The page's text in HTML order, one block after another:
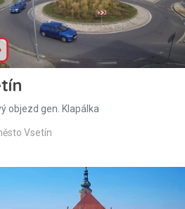
objezd gen. Klapálka
Vsetín